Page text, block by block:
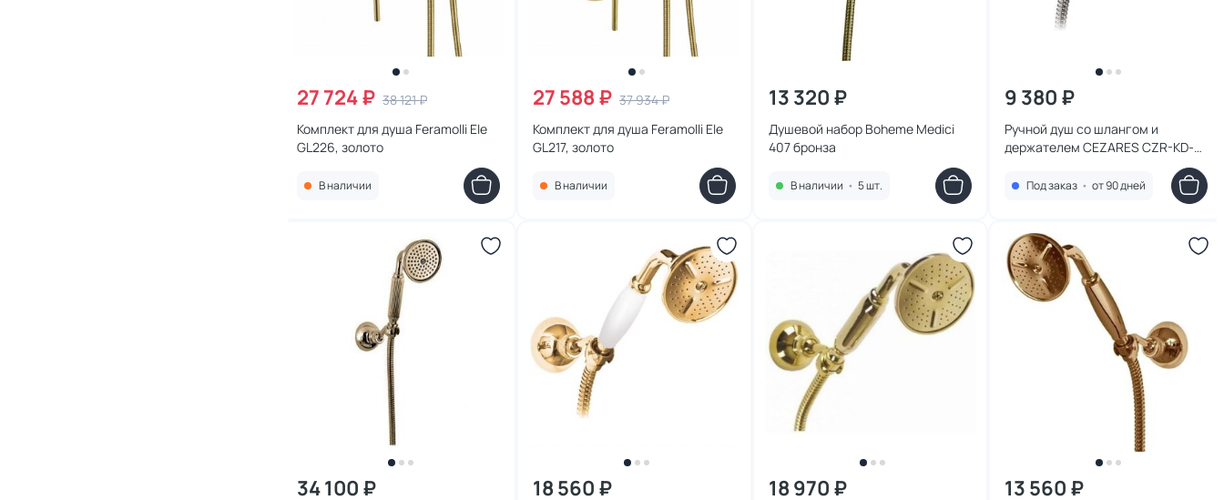
27 724 ₽ 38 121 ₽
Комплект для душа Feramolli Ele
GL226, золото
В наличии
27 588 ₽ 37 934 ₽
Комплект для душа Feramolli Ele
GL217, золото
В наличии
13 320 ₽
Душевой набор Boheme Medici
407 бронза
В наличии • 5 шт.
9 380 ₽
Ручной душ со шлангом и
держателем CEZARES CZR-KD-
Под заказ • от 90 дней
34 100 ₽ 18 560 ₽ 18 970 ₽ 13 560 ₽